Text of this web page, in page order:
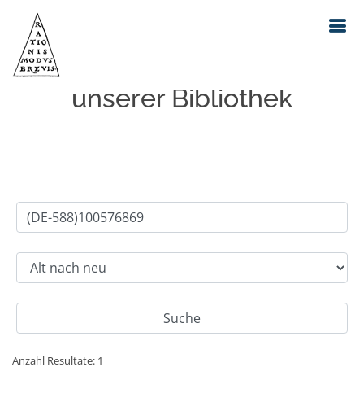
Einfache Suche im Bestand
unserer Bibliothek
Anzahl Resultate: 1